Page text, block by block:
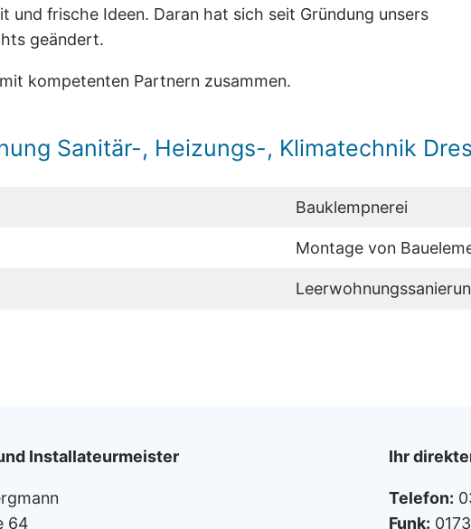
und frische Ideen. Daran hat sich seit Gründung unsers
geändert.
kompetenten Partnern zusammen.
Sanitär-, Heizungs-, Klimatechnik
Bauklempnerei
Montage von
Installateurmeister
64
Ihr
Telefon:
Funk: